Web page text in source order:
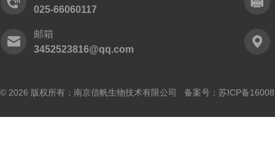
025-66060117
邮箱
3452523816@qq.com
© 2026 版权所有：南京信帆生物技术有限公司 备案号： 苏ICP备